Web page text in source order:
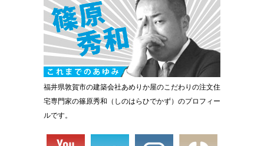
福井県敦賀市の建築会社あめりか屋のこだわりの注文住
宅専門家の篠原秀和（しのはらひでかず）のプロフィー
ルです。